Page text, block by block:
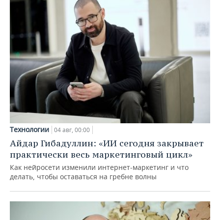
Технологии 04 авг, 00:00
Айдар Гибадуллин: «ИИ сегодня закрывает
практически весь маркетинговый цикл»
Как нейросети изменили интернет-маркетинг и что
делать, чтобы оставаться на гребне волны